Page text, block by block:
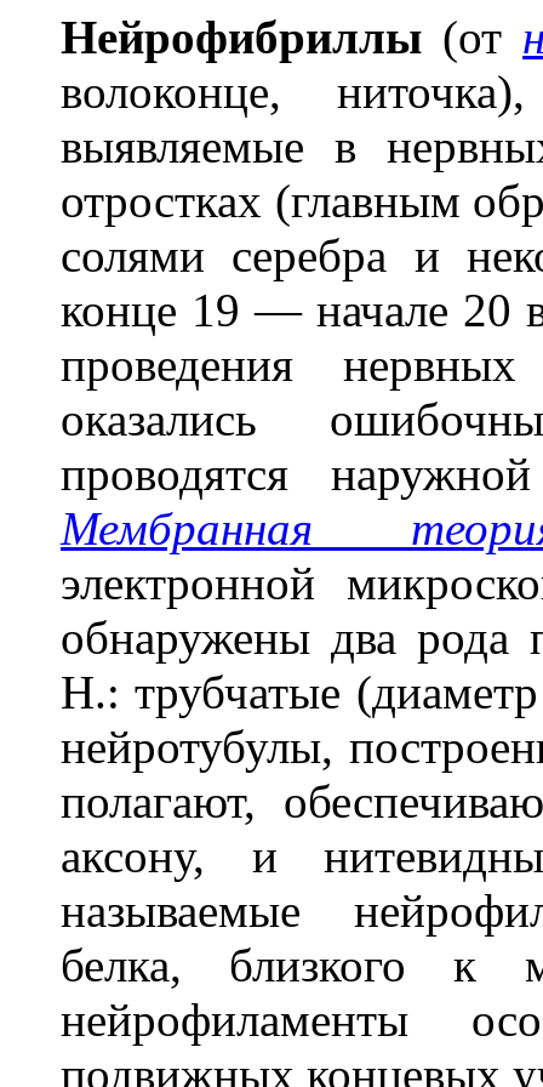
Нейрофибриллы (от
волоконце,
выявляемые в
отростках (главным
солями серебра и
конце 19 — начале 20
проведения
оказались
проводятся
Мембранная
электронной
обнаружены два рода
Н.: трубчатые
нейротубулы,
полагают,
аксону, и
называемые
белка, близкого к
нейрофиламенты
подвижных концевых